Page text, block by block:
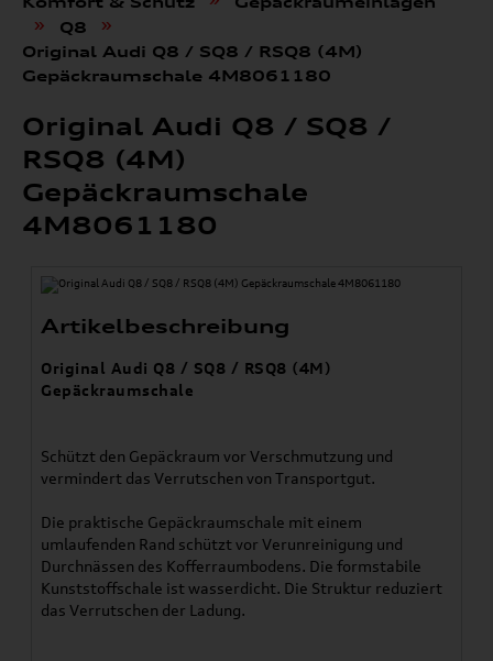
» Q8 »
Original Audi Q8 / SQ8 / RSQ8 (4M)
Gepäckraumschale 4M8061180
Original Audi Q8 / SQ8 /
RSQ8 (4M)
Gepäckraumschale
4M8061180
Artikelbeschreibung
Original Audi Q8 / SQ8 / RSQ8 (4M)
Gepäckraumschale
Schützt den Gepäckraum vor Verschmutzung und
vermindert das Verrutschen von Transportgut.
Die praktische Gepäckraumschale mit einem
umlaufenden Rand schützt vor Verunreinigung und
Durchnässen des Kofferraumbodens. Die formstabile
Kunststoffschale ist wasserdicht. Die Struktur reduziert
das Verrutschen der Ladung.